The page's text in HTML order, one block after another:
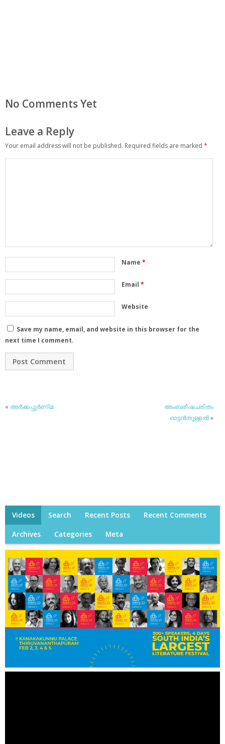
No Comments Yet
Leave a Reply
Your email address will not be published. Required fields are marked *
Name *
Email *
Website
Save my name, email, and website in this browser for the
next time I comment.
« അര്‍ക്കപ്പൂര്‍ണിമ
അംബരീഷചരിതം
ഓട്ടന്‍തുള്ളല്‍»
Videos Search Recent Posts Recent Comments
Archives Categories Meta